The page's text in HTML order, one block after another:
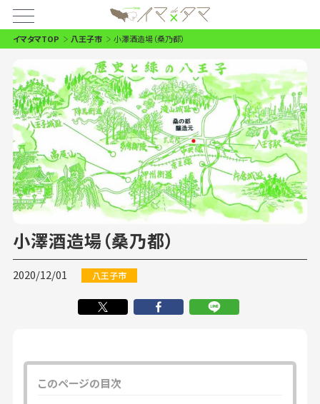
イマタマTOP 八王子市 小澤酒造場（桑乃都）
小澤酒造場（桑乃都）
2020/12/01 八王子市
このページの目次